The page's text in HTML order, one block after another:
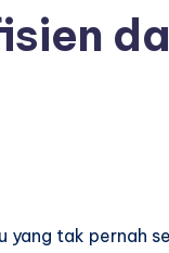
yang tak pernah